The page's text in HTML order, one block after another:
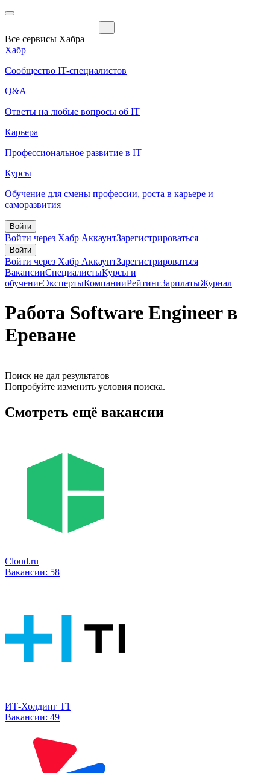
Все сервисы Хабра
Хабр
Сообщество IT-специалистов
Q&A
Ответы на любые вопросы об IT
Карьера
Профессиональное развитие в IT
Курсы
Обучение для смены профессии, роста в карьере и
саморазвития
Войти
Войти через Хабр АккаунтЗарегистрироваться
Войти
Войти через Хабр АккаунтЗарегистрироваться
ВакансииСпециалистыКурсы и
обучениеЭкспертыКомпанииРейтингЗарплатыЖурнал
Работа Software Engineer в
Ереване
Поиск не дал результатов
Попробуйте изменить условия поиска.
Смотреть ещё вакансии
Cloud.ru
Вакансии: 58
ИТ-Холдинг Т1
Вакансии: 49